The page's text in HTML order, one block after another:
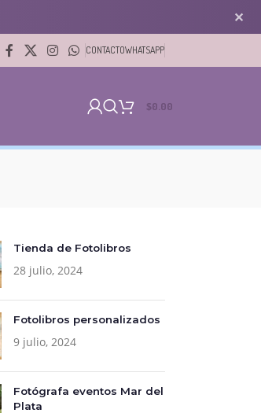
✕
CONTACTOWHATSAPP
$0.00
Tienda de Fotolibros
28 julio, 2024
Fotolibros personalizados
9 julio, 2024
Fotógrafa eventos Mar del
Plata